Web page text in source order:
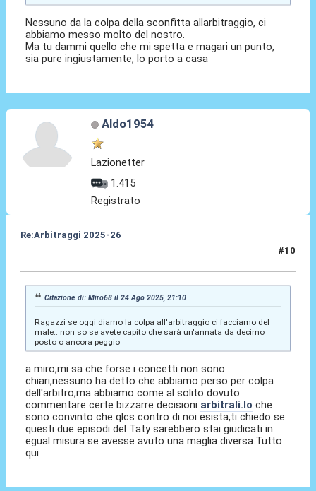
Nessuno da la colpa della sconfitta allarbitraggio, ci
abbiamo messo molto del nostro.
Ma tu dammi quello che mi spetta e magari un punto,
sia pure ingiustamente, lo porto a casa
Aldo1954
Lazionetter
1.415
Registrato
Re:Arbitraggi 2025-26
#10
Citazione di: Miro68 il 24 Ago 2025, 21:10
Ragazzi se oggi diamo la colpa all'arbitraggio ci facciamo del
male.. non so se avete capito che sarà un'annata da decimo
posto o ancora peggio
a miro,mi sa che forse i concetti non sono
chiari,nessuno ha detto che abbiamo perso per colpa
dell'arbitro,ma abbiamo come al solito dovuto
commentare certe bizzarre decisioni arbitrali.Io che
sono convinto che qlcs contro di noi esista,ti chiedo se
questi due episodi del Taty sarebbero stai giudicati in
egual misura se avesse avuto una maglia diversa.Tutto
qui